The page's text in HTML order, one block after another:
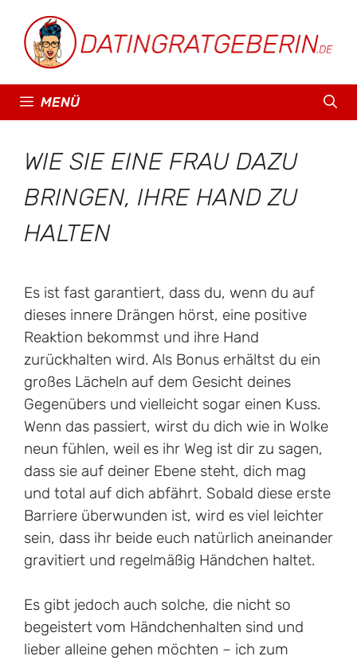
Inhalt
springen
MENÜ
WIE SIE EINE FRAU DAZU
BRINGEN, IHRE HAND ZU
HALTEN
Es ist fast garantiert, dass du, wenn du auf
dieses innere Drängen hörst, eine positive
Reaktion bekommst und ihre Hand
zurückhalten wird. Als Bonus erhältst du ein
großes Lächeln auf dem Gesicht deines
Gegenübers und vielleicht sogar einen Kuss.
Wenn das passiert, wirst du dich wie in Wolke
neun fühlen, weil es ihr Weg ist dir zu sagen,
dass sie auf deiner Ebene steht, dich mag
und total auf dich abfährt. Sobald diese erste
Barriere überwunden ist, wird es viel leichter
sein, dass ihr beide euch natürlich aneinander
gravitiert und regelmäßig Händchen haltet.
Es gibt jedoch auch solche, die nicht so
begeistert vom Händchenhalten sind und
lieber alleine gehen möchten – ich zum